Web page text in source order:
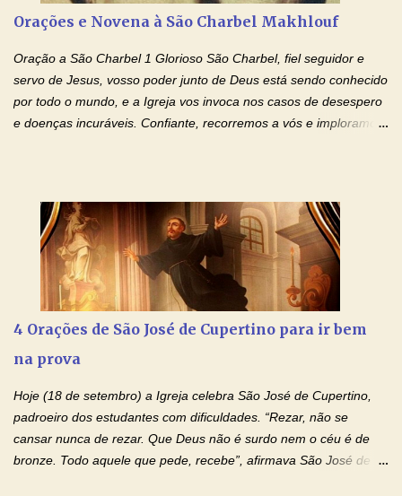
rito Santo; nasceu da Virgem Maria, padeceu sob Pôncio Pilatos,
foi crucificado, morto e sepultado. Desceu à mansão dos mortos;
ressuscitou ao terceiro dia; subiu aos céus, está sentado à direita
de Deus Pai todo-poderoso, donde há de vir a julgar os v...
Orações e Novena à São Charbel Makhlouf
Oração a São Charbel 1 Glorioso São Charbel, fiel seguidor e
servo de Jesus, vosso poder junto de Deus está sendo conhecido
por todo o mundo, e a Igreja vos invoca nos casos de desespero
e doenças incuráveis. Confiante, recorremos a vós e imploramos
Queremos sempre lembrar-nos deste favor, da vossa intercessão
e invocar-vos como nosso patrono, para maior glória de Deus e o
bem de nossas almas. São Charbel! Rogai por Nós e por todos
aqueles que invocam o vosso nome e auxílio. Amén. Oração 2 Ó
Deus, admirável em Vossos Santos, Vós que inspirastes a São
Charbel seguir o caminho da perfeição, lhe concedestes a graça
e a força para fazer triunfar, na sua vida, o heroísmo das virtudes
monásticas: a obediência, a castidade e a voluntária pobreza, e
milagres e gra...
4 Orações de São José de Cupertino para ir bem
na prova
Hoje (18 de setembro) a Igreja celebra São José de Cupertino,
padroeiro dos estudantes com dificuldades. “Rezar, não se
cansar nunca de rezar. Que Deus não é surdo nem o céu é de
bronze. Todo aquele que pede, recebe”, afirmava São José de